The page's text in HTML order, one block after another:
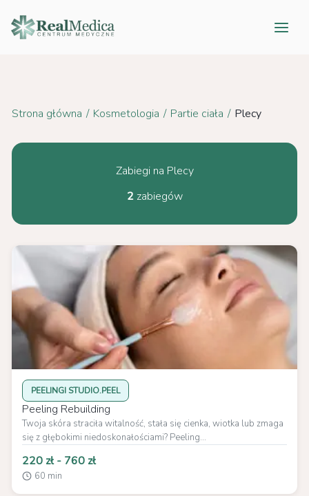
do
treści
Strona główna / Kosmetologia / Partie ciała / Plecy
Zabiegi na Plecy
2zabiegów
PEELINGI STUDIO.PEEL
Peeling Rebuilding
Twoja skóra straciła witalność, stała się cienka, wiotka lub zmaga
się z głębokimi niedoskonałościami? Peeling...
220 zł - 760 zł
60 min